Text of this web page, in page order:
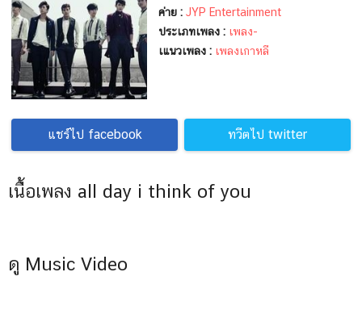
ค่าย : JYP Entertainment
ประเภทเพลง : เพลง-
เแนวเพลง : เพลงเกาหลี
แชร์ไป facebook ทวีตไป twitter
เนื้อเพลง all day i think of you
ดู Music Video